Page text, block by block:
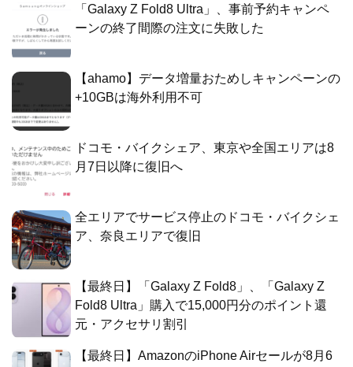
「Galaxy Z Fold8 Ultra」、事前予約キャンペ
ーンの終了間際の注文に失敗した
【ahamo】データ増量おためしキャンペーンの
+10GBは海外利用不可
ドコモ・バイクシェア、東京や全国エリアは8
月7日以降に復旧へ
全エリアでサービス停止のドコモ・バイクシェ
ア、奈良エリアで復旧
【最終日】「Galaxy Z Fold8」、「Galaxy Z
Fold8 Ultra」購入で15,000円分のポイント還
元・アクセサリ割引
【最終日】AmazonのiPhone Airセールが8月6